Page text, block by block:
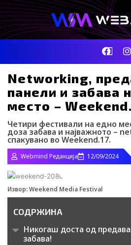
Skip
to
content
F
a
c
b
o
o
k
I
n
s
a
g
r
a
Networking,
панели и забава
место –
Четири фестивали на едно
доза забава и најважното –
спакувано во Weekend.17.
Webmind Редакција 12/09/2024
Извор: Weekend Media Festival
СОДРЖИНА
Никогаш доста од
забава!